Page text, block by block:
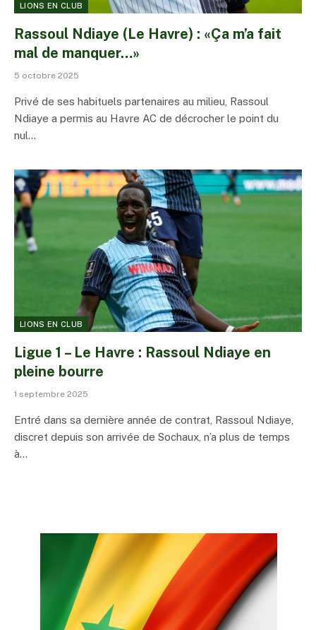
LIONS EN CLUB
Rassoul Ndiaye (Le Havre) : «Ça m’a fait
mal de manquer…»
5 octobre 2025
Privé de ses habituels partenaires au milieu, Rassoul
Ndiaye a permis au Havre AC de décrocher le point du
nul…
LIONS EN CLUB
Ligue 1 – Le Havre : Rassoul Ndiaye en
pleine bourre
1 septembre 2025
Entré dans sa dernière année de contrat, Rassoul Ndiaye,
discret depuis son arrivée de Sochaux, n’a plus de temps
à…